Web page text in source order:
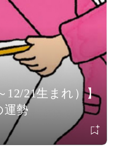
12/21生まれ）】
運勢